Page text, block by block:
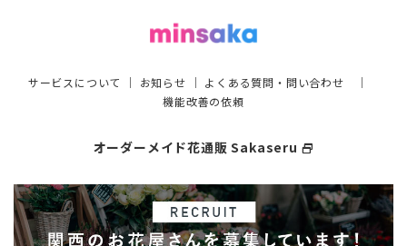
サービスについて ｜ お知らせ ｜ よくある質問・問い合わせ ｜
機能改善の依頼
オーダーメイド花通販 Sakaseru select_window